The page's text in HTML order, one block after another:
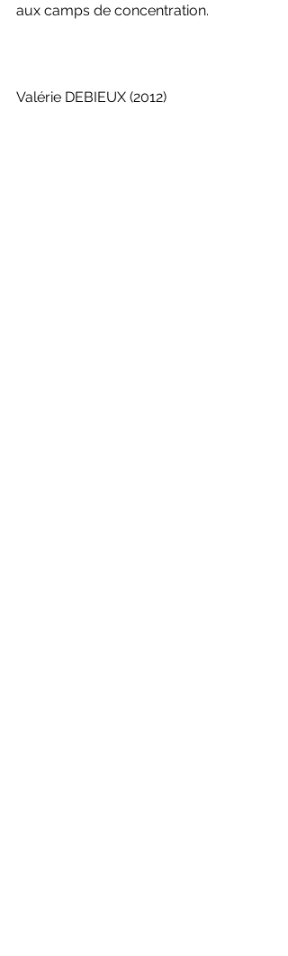
aux camps de concentration.
Valérie DEBIEUX (2012)